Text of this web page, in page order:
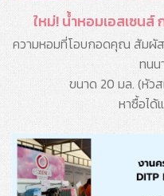
ใหม่! น้ำหอมเอสเซน
ความหอมที่โอบกอดคุณ สัมผั
ทนน
ขนาด 20 มล. (หัว
หาซื้อได้